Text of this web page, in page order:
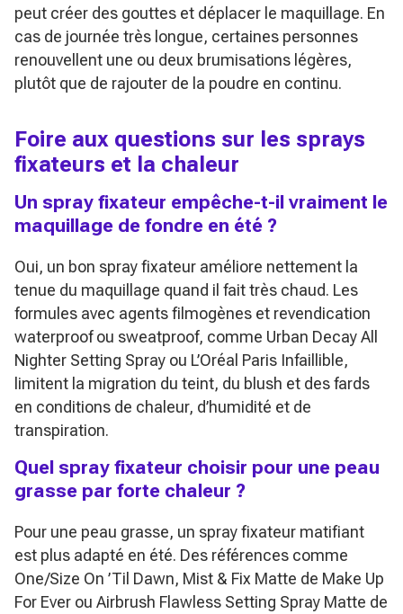
peut créer des gouttes et déplacer le maquillage. En
cas de journée très longue, certaines personnes
renouvellent une ou deux brumisations légères,
plutôt que de rajouter de la poudre en continu.
Foire aux questions sur les sprays
fixateurs et la chaleur
Un spray fixateur empêche-t-il vraiment le
maquillage de fondre en été ?
Oui, un bon spray fixateur améliore nettement la
tenue du maquillage quand il fait très chaud. Les
formules avec agents filmogènes et revendication
waterproof ou sweatproof, comme Urban Decay All
Nighter Setting Spray ou L’Oréal Paris Infaillible,
limitent la migration du teint, du blush et des fards
en conditions de chaleur, d’humidité et de
transpiration.
Quel spray fixateur choisir pour une peau
grasse par forte chaleur ?
Pour une peau grasse, un spray fixateur matifiant
est plus adapté en été. Des références comme
One/Size On ’Til Dawn, Mist & Fix Matte de Make Up
For Ever ou Airbrush Flawless Setting Spray Matte de